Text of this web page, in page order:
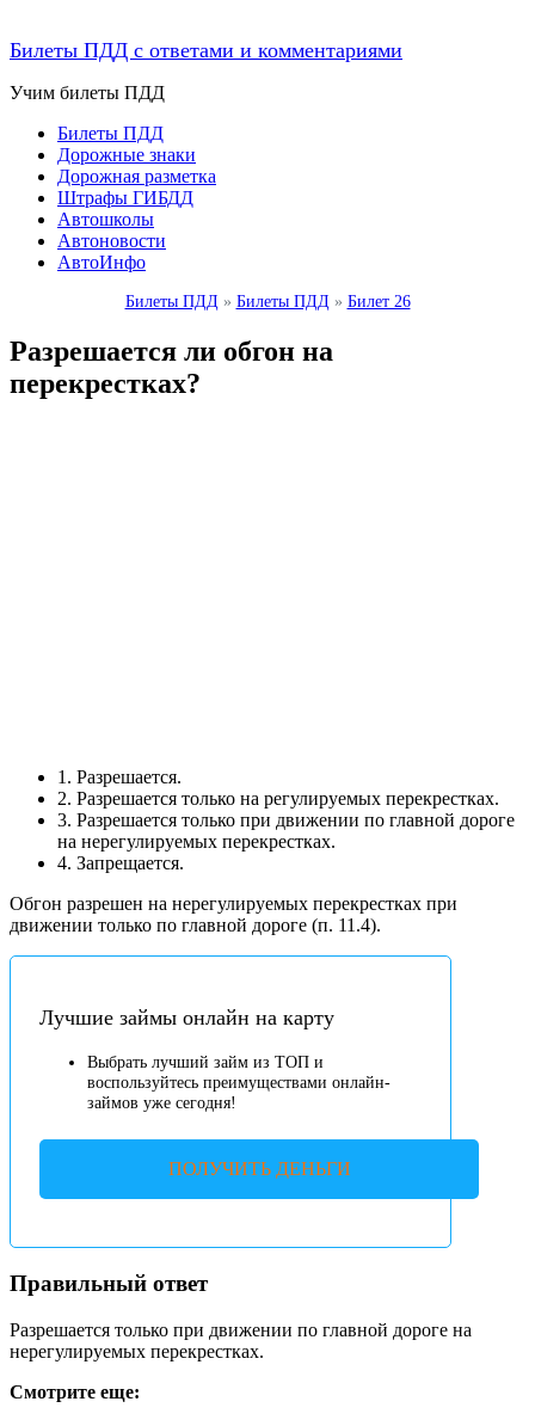
Билеты ПДД с ответами и комментариями
Учим билеты ПДД
Билеты ПДД
Дорожные знаки
Дорожная разметка
Штрафы ГИБДД
Автошколы
Автоновости
АвтоИнфо
Билеты ПДД » Билеты ПДД » Билет 26
Разрешается ли обгон на
перекрестках?
1. Разрешается.
2. Разрешается только на регулируемых перекрестках.
3. Разрешается только при движении по главной дороге
на нерегулируемых перекрестках.
4. Запрещается.
Обгон разрешен на нерегулируемых перекрестках при
движении только по главной дороге (п. 11.4).
Лучшие займы онлайн на карту
Выбрать лучший займ из ТОП и
воспользуйтесь преимуществами онлайн-
займов уже сегодня!
ПОЛУЧИТЬ ДЕНЬГИ
Правильный ответ
Разрешается только при движении по главной дороге на
нерегулируемых перекрестках.
Смотрите еще: